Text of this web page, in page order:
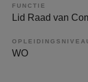
FUNCTIE
WO